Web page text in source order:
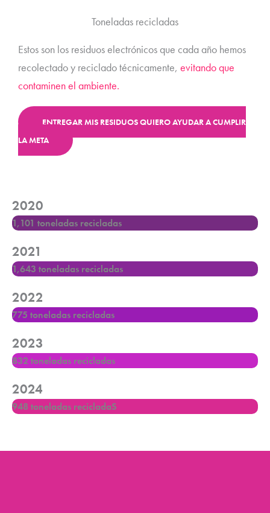
Toneladas recicladas
Estos son los residuos electrónicos que cada año hemos
recolectado y reciclado técnicamente, evitando que
contaminen el ambiente.
ENTREGAR MIS RESIDUOSQUIERO AYUDAR A CUMPLIR
LA META
2020
1,101 toneladas recicladas
2021
1,643 toneladas recicladas
2022
775 toneladas recicladas
2023
832 toneladas recicladas
2024
948 toneladas recicladaS